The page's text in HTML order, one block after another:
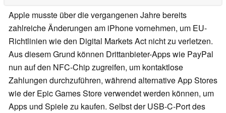
Apple musste über die vergangenen Jahre bereits
zahlreiche Änderungen am iPhone vornehmen, um EU-
Richtlinien wie den Digital Markets Act nicht zu verletzen.
Aus diesem Grund können Drittanbieter-Apps wie PayPal
nun auf den NFC-Chip zugreifen, um kontaktlose
Zahlungen durchzuführen, während alternative App Stores
wie der Epic Games Store verwendet werden können, um
Apps und Spiele zu kaufen. Selbst der USB-C-Port des